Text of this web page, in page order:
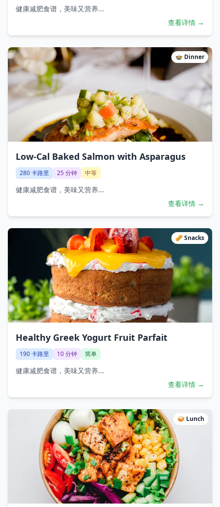
健康减肥食谱，美味又营养...
查看详情 →
🍲 Dinner
Low-Cal Baked Salmon with Asparagus
280卡路里 25分钟 中等
健康减肥食谱，美味又营养...
查看详情 →
🥜 Snacks
Healthy Greek Yogurt Fruit Parfait
190卡路里 10分钟 简单
健康减肥食谱，美味又营养...
查看详情 →
🥪 Lunch